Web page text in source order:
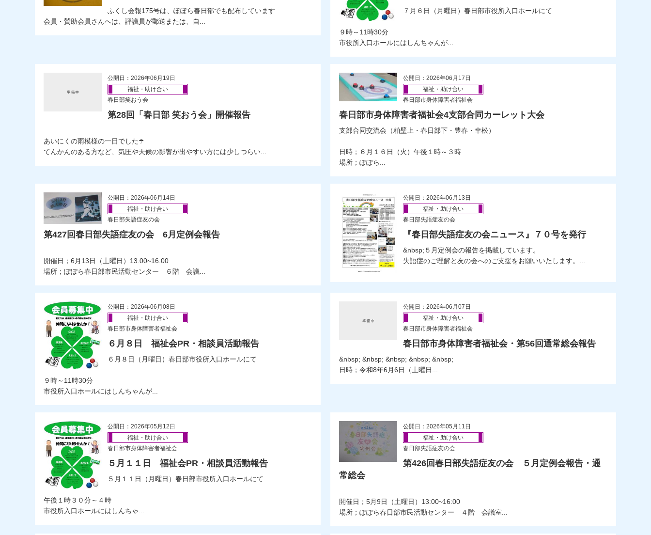
ふくし会報175号は、ぽぽら春日部でも配布しています
会員・賛助会員さんへは、評議員が郵送または、自...
７月６日（月曜日）春日部市役所入口ホールにて
９時～11時30分
市役所入口ホールにはしんちゃんが...
公開日：2026年06月19日
福祉・助け合い
春日部笑おう会
第28回「春日部 笑おう会」開催報告
あいにくの雨模様の一日でした☂️
てんかんのある方など、気圧や天候の影響が出やすい方には少しつらい...
公開日：2026年06月17日
福祉・助け合い
春日部市身体障害者福祉会
春日部市身体障害者福祉会4支部合同カーレット大会
支部合同交流会（粕壁上・春日部下・豊春・幸松）
日時；６月１６日（火）午後１時～３時
場所；ぽぽら...
公開日：2026年06月14日
福祉・助け合い
春日部失語症友の会
第427回春日部失語症友の会 6月定例会報告
開催日；6月13日（土曜日）13:00~16:00
場所；ぽぽら春日部市民活動センター ６階 会議...
公開日：2026年06月13日
福祉・助け合い
春日部失語症友の会
『春日部失語症友の会ニュース』７０号を発行
&nbsp;５月定例会の報告を掲載しています。
失語症のご理解と友の会へのご支援をお願いいたします。...
公開日：2026年06月08日
福祉・助け合い
春日部市身体障害者福祉会
６月８日 福祉会PR・相談員活動報告
６月８日（月曜日）春日部市役所入口ホールにて
９時～11時30分
市役所入口ホールにはしんちゃんが...
公開日：2026年06月07日
福祉・助け合い
春日部市身体障害者福祉会
春日部市身体障害者福祉会・第56回通常総会報告
&nbsp; &nbsp; &nbsp; &nbsp; &nbsp;
日時；令和8年6月6日（土曜日...
公開日：2026年05月12日
福祉・助け合い
春日部市身体障害者福祉会
５月１１日 福祉会PR・相談員活動報告
５月１１日（月曜日）春日部市役所入口ホールにて
午後１時３０分～４時
市役所入口ホールにはしんちゃ...
公開日：2026年05月11日
福祉・助け合い
春日部失語症友の会
第426回春日部失語症友の会 ５月定例会報告・通
常総会
開催日；5月9日（土曜日）13:00~16:00
場所；ぽぽら春日部市民活動センター ４階 会議室...